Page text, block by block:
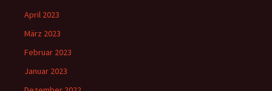
April 2023
März 2023
Februar 2023
Januar 2023